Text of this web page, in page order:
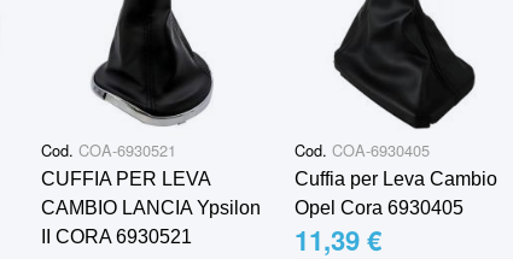
Cod. COA-6930521
CUFFIA PER LEVA
CAMBIO LANCIA Ypsilon
II CORA 6930521
Cod. COA-6930405
Cuffia per Leva Cambio
Opel Cora 6930405
11,39 €